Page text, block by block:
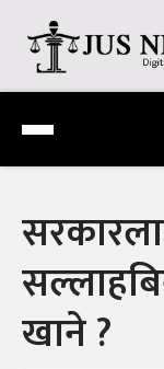
content
Jus Nepal |
Digital Legal
खाने ?